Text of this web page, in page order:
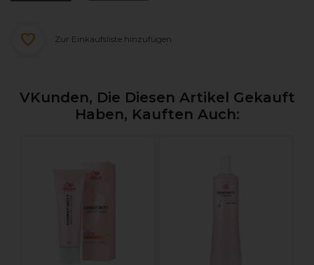
Zur Einkaufsliste hinzufügen
VKunden, Die Diesen Artikel Gekauft
Haben, Kauften Auch: